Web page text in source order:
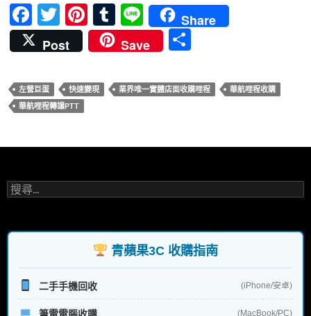
F
ac
e
b
o
k
T
w
itt
er
Pi
nt
er
es
t
T
u
m
bl
r
Li
n
e
Share
Post
Save
左營巨蛋 快速變現 業界唯一實體店面收購哩程
華航哩程收購
華航哩程轉讓PTT
搜
尋
字:
青蘋果3C 收購指南
二手手機回收 (iPhone/安卓)
(MacBook/PC)